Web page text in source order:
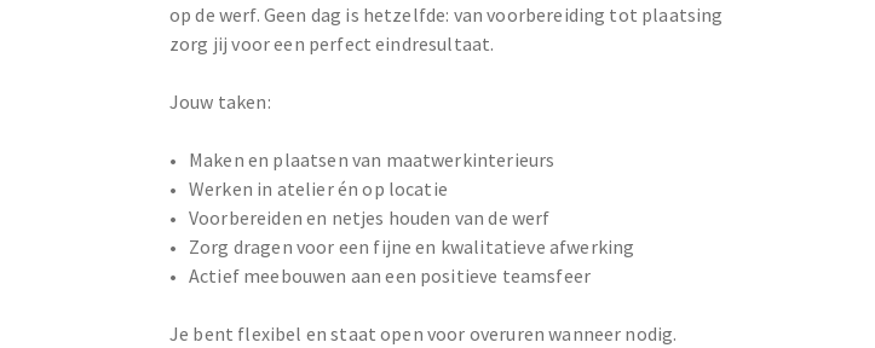
op de werf. Geen dag is hetzelfde: van voorbereiding tot plaatsing
zorg jij voor een perfect eindresultaat.
Jouw taken:
Maken en plaatsen van maatwerkinterieurs
Werken in atelier én op locatie
Voorbereiden en netjes houden van de werf
Zorg dragen voor een fijne en kwalitatieve afwerking
Actief meebouwen aan een positieve teamsfeer
Je bent flexibel en staat open voor overuren wanneer nodig.